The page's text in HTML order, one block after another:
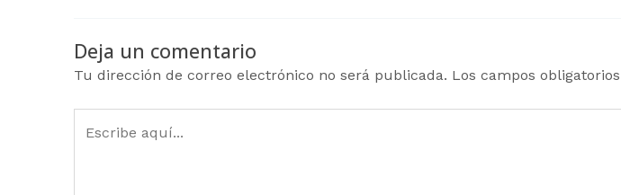
Deja un comentario
Tu dirección de correo electrónico no será publicada. Los campos